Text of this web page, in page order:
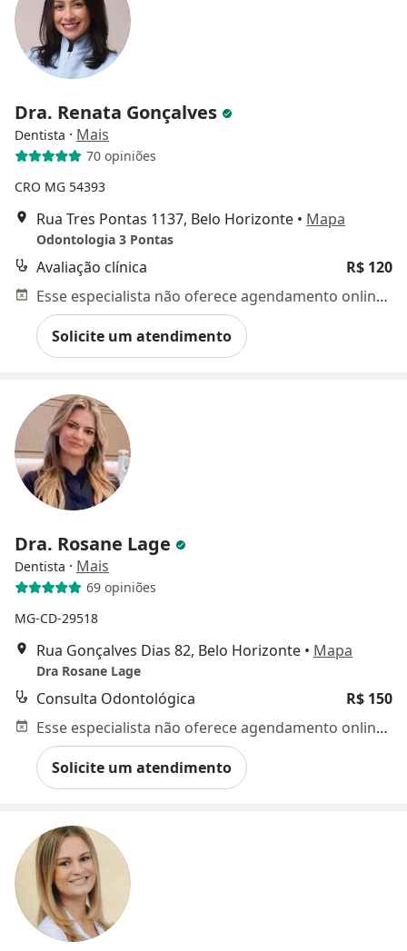
Dra. Renata Gonçalves
Dentista · Mais
70 opiniões
CRO MG 54393
Rua Tres Pontas 1137, Belo Horizonte • Mapa
Odontologia 3 Pontas
Avaliação clínica
R$ 120
Esse especialista não oferece agendamento online para esse endereço.
Solicite um atendimento
Dra. Rosane Lage
Dentista · Mais
69 opiniões
MG-CD-29518
Rua Gonçalves Dias 82, Belo Horizonte • Mapa
Dra Rosane Lage
Consulta Odontológica
R$ 150
Esse especialista não oferece agendamento online para esse endereço.
Solicite um atendimento